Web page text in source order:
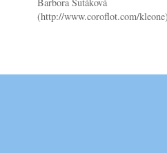
(http://www.coroflot.com/